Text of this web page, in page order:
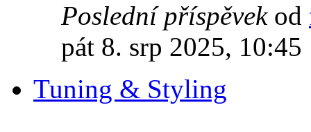
Poslední příspěvekod
pát 8. srp 2025, 10:45
Tuning & Styling